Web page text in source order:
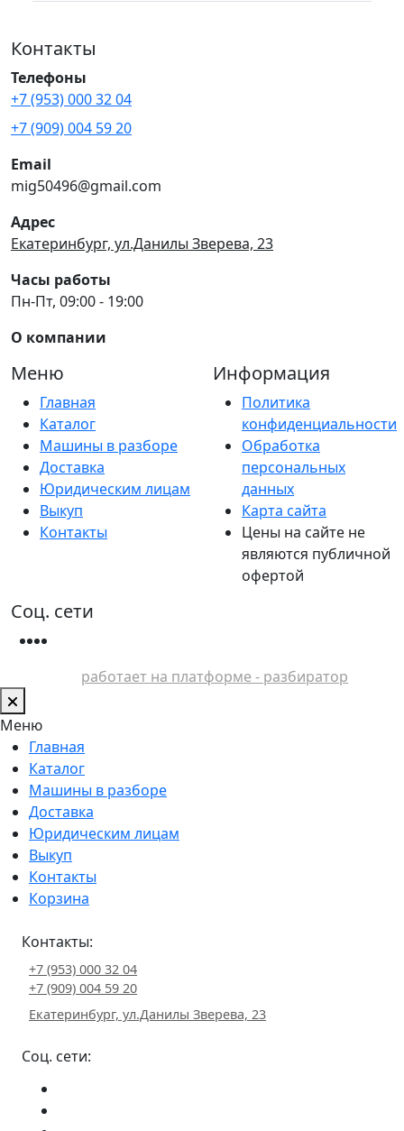
Контакты
Телефоны
+7 (953) 000 32 04
+7 (909) 004 59 20
Email
mig50496@gmail.com
Адрес
Екатеринбург, ул.Данилы Зверева, 23
Часы работы
Пн-Пт, 09:00 - 19:00
О компании
Меню
Главная
Каталог
Машины в разборе
Доставка
Юридическим лицам
Выкуп
Контакты
Информация
Политика
конфиденциальности
Обработка
персональных
данных
Карта сайта
Цены на сайте не
являются публичной
офертой
Соц. сети
работает на платформе - разбиратор
Меню
Главная
Каталог
Машины в разборе
Доставка
Юридическим лицам
Выкуп
Контакты
Корзина
Контакты:
+7 (953) 000 32 04
+7 (909) 004 59 20
Екатеринбург, ул.Данилы Зверева, 23
Соц. сети: